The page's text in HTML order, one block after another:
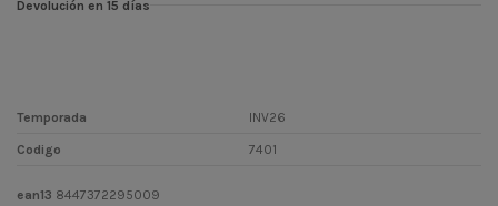
Devolución en 15 días
Temporada INV26
Codigo 7401
ean13 8447372295009